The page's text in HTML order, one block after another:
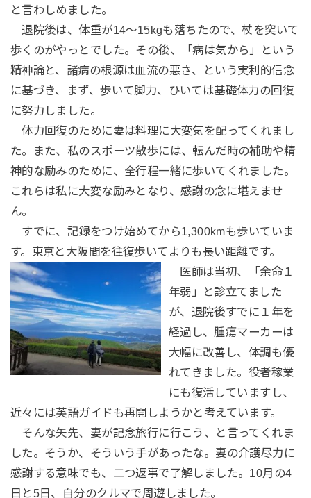
と言わしめました。
退院後は、体重が14～15kgも落ちたので、杖を突いて
歩くのがやっとでした。その後、「病は気から」という
精神論と、諸病の根源は血流の悪さ、という実利的信念
に基づき、まず、歩いて脚力、ひいては基礎体力の回復
に努力しました。
体力回復のために妻は料理に大変気を配ってくれまし
た。また、私のスポーツ散歩には、転んだ時の補助や精
神的な励みのために、全行程一緒に歩いてくれました。
これらは私に大変な励みとなり、感謝の念に堪えませ
ん。
すでに、記録をつけ始めてから1,300kmも歩いていま
す。東京と大阪間を往復歩いてよりも長い距離です。
医師は当初、「余命１
年弱」と診立てました
が、退院後すでに１年を
経過し、腫瘍マーカーは
大幅に改善し、体調も優
れてきました。役者稼業
にも復活していますし、
近々には英語ガイドも再開しようかと考えています。
そんな矢先、妻が記念旅行に行こう、と言ってくれま
した。そうか、そういう手があったな。妻の介護尽力に
感謝する意味でも、二つ返事で了解しました。10月の4
日と5日、自分のクルマで周遊しました。